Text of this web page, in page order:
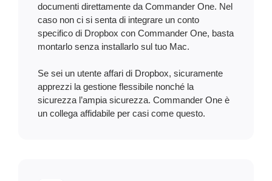
documenti direttamente da Commander One. Nel
caso non ci si senta di integrare un conto
specifico di Dropbox con Commander One, basta
montarlo senza installarlo sul tuo Mac.
Se sei un utente affari di Dropbox, sicuramente
apprezzi la gestione flessibile nonché la
sicurezza l’ampia sicurezza. Commander One è
un collega affidabile per casi come questo.